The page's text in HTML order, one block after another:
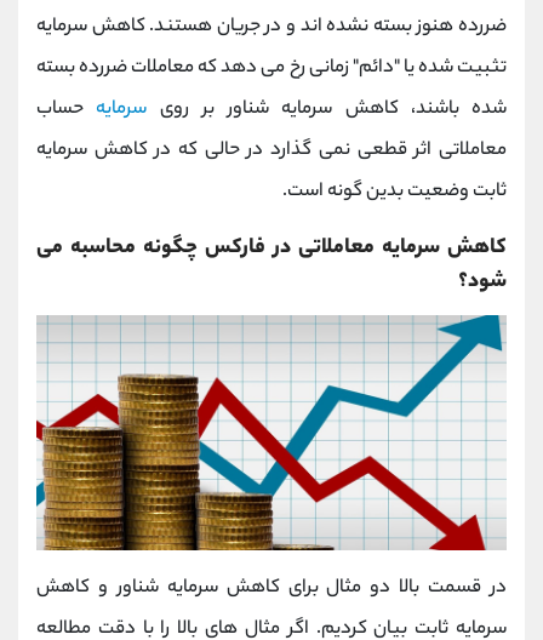
ضررده هنوز بسته نشده اند و در جریان هستند. کاهش سرمایه
تثبیت شده یا "دائم" زمانی رخ می دهد که معاملات ضررده بسته
شده باشند، کاهش سرمایه شناور بر روی سرمایه حساب
معاملاتی اثر قطعی نمی گذارد در حالی که در کاهش سرمایه
ثابت وضعیت بدین گونه است.
کاهش سرمایه معاملاتی در فارکس چگونه محاسبه می
شود؟
در قسمت بالا دو مثال برای کاهش سرمایه شناور و کاهش
سرمایه ثابت بیان کردیم. اگر مثال های بالا را با دقت مطالعه